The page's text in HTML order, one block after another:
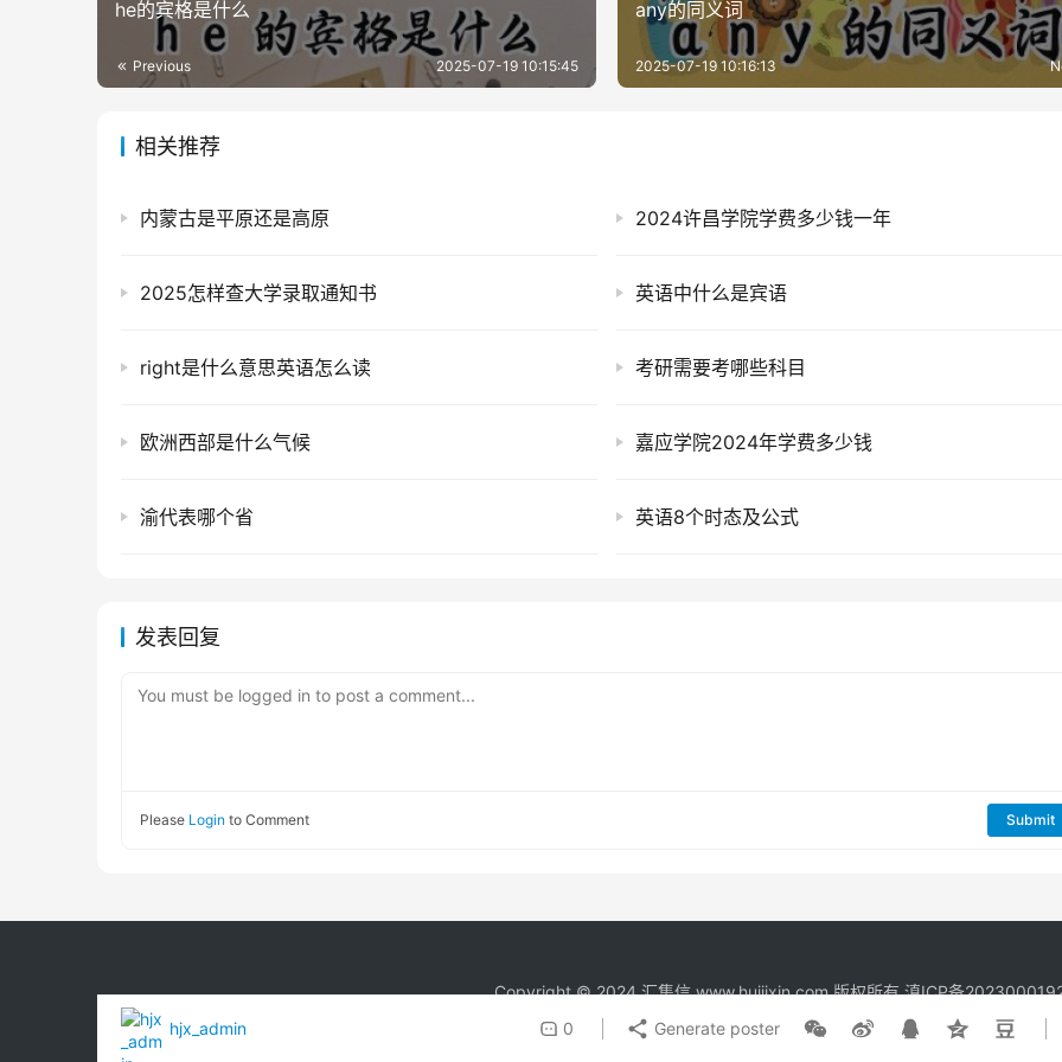
hjx_admin 0 Generate poster
he的宾格是什么
Previous 2025-07-19 10:15:45
any的同义词
2025-07-19 10:16:13
相关推荐
内蒙古是平原还是高原 2024许昌学院学费多少钱一年
2025怎样查大学录取通知书 英语中什么是宾语
right是什么意思英语怎么读 考研需要考哪些科目
欧洲西部是什么气候 嘉应学院2024年学费多少钱
渝代表哪个省 英语8个时态及公式
发表回复
You must be logged in to post a comment...
Please Login to Comment Submit
Copyright © 2024汇集信www.huijixin.com 版权所有滇ICP备